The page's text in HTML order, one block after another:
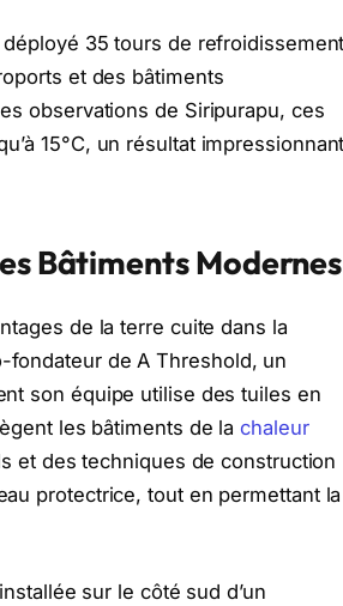
35 tours de refroidissement
et des bâtiments
observations de Siripurapu, ces
15°C, un résultat impressionnant
Bâtiments Modernes
de la terre cuite dans la
fondateur de A Threshold, un
son équipe utilise des tuiles en
les bâtiments de lachaleur
et des techniques de construction
protectrice, tout en permettant la
sur le côté sud d’un